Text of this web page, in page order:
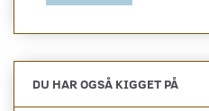
DU HAR OGSÅ KIGGET PÅ